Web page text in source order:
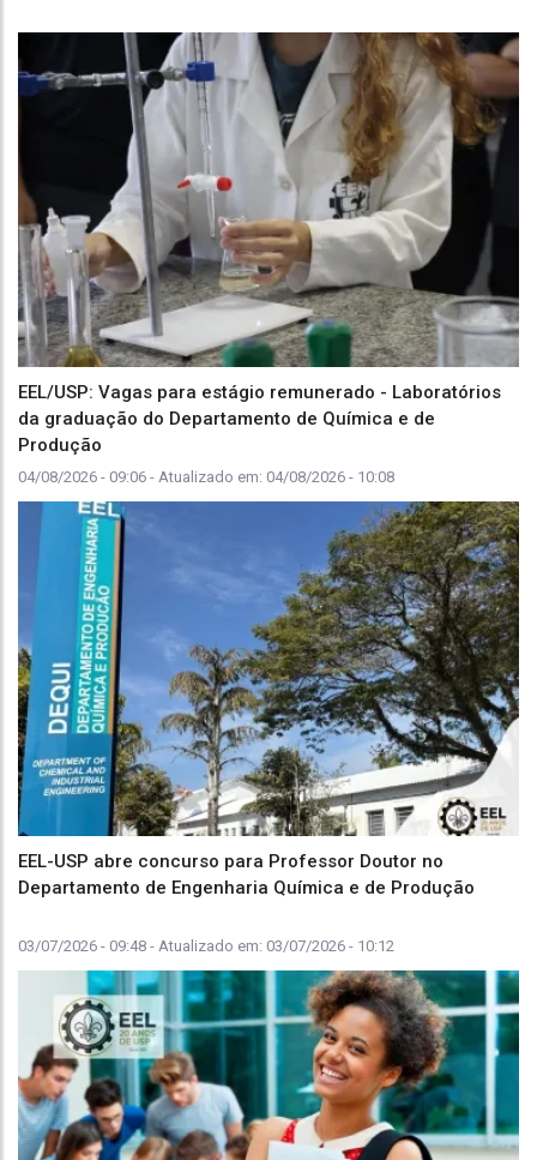
EEL/USP: Vagas para estágio remunerado - Laboratórios
da graduação do Departamento de Química e de
Produção
04/08/2026 - 09:06 - Atualizado em: 04/08/2026 - 10:08
EEL-USP abre concurso para Professor Doutor no
Departamento de Engenharia Química e de Produção
03/07/2026 - 09:48 - Atualizado em: 03/07/2026 - 10:12